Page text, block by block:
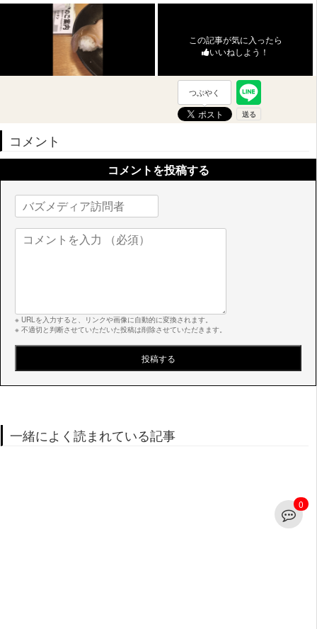
この記事が気に入ったら
いいねしよう！
つぶやく
コメント
0
コメントを投稿する
※ URLを入力すると、リンクや画像に自動的に変換されます。
※ 不適切と判断させていただいた投稿は削除させていただきます。
一緒によく読まれている記事